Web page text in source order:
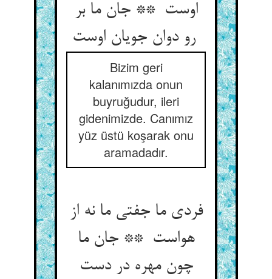
اوست ** جان ما بر
رو دوان جویان اوست
Bizim geri
kalanımızda onun
buyruğudur, ileri
gidenimizde. Canımız
yüz üstü koşarak onu
aramadadır.
فردی ما جفتی ما نه از
هواست ** جان ما
چون مهره در دست